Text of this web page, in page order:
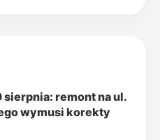
sierpnia: remont na ul.
wymusi korekty